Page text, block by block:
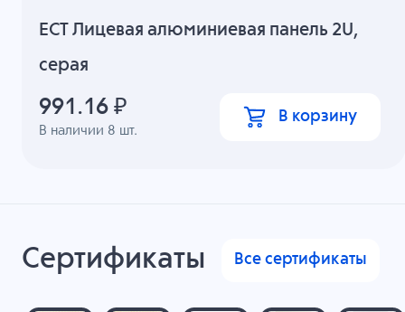
ECT Лицевая алюминиевая панель 2U,
серая
В наличии 8 шт.
991.16 ₽ В корзину
Сертификаты Все сертификаты